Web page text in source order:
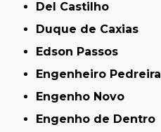
Del Castilho
Duque de Caxias
Edson Passos
Engenheiro Pedreira
Engenho Novo
Engenho de Dentro